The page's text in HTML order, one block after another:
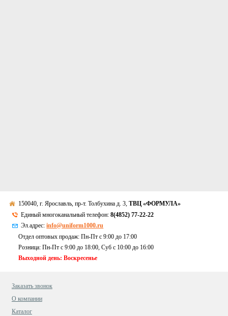
150040, г. Ярославль, пр-т. Толбухина д. 3,ТВЦ «ФОРМУЛА»
Единый многоканальный телефон:8(4852) 77-22-22
Эл.адрес:info@uniform1000.ru
Отдел оптовых продаж: Пн-Пт с 9:00 до 17:00
Розница: Пн-Пт с 9:00 до 18:00, Суб c 10:00 до 16:00
Выходной день: Воскресенье
Заказать звонок
О компании
Каталог